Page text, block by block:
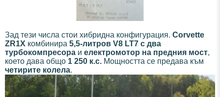
Зад тези числа стои хибридна конфигурация. Corvette
ZR1X комбинира 5,5-литров V8 LT7 с два
турбокомпресора и електромотор на предния мост,
което дава общо 1 250 к.с. Мощността се предава към
четирите колела.